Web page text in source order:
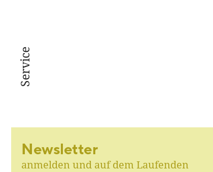
Service
Newsletter
anmelden und auf dem Laufenden